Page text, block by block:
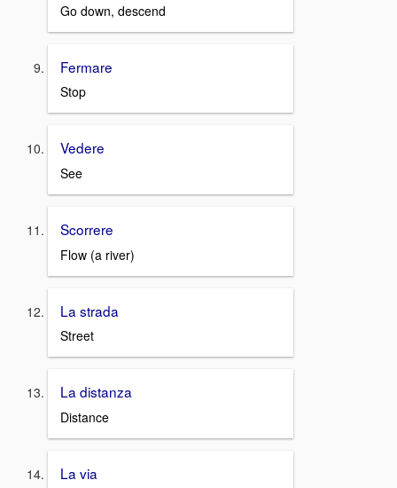
Go down, descend
Fermare
Stop
Vedere
See
Scorrere
Flow (a river)
La strada
Street
La distanza
Distance
La via